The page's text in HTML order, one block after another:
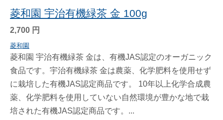
菱和園 宇治有機緑茶 金 100g
2,700 円
菱和園
菱和園 宇治有機緑茶 金は、有機JAS認定のオーガニック
食品です。宇治有機緑茶 金は農薬、化学肥料を使用せず
に栽培した有機JAS認定商品です。 10年以上化学合成農
薬、化学肥料を使用していない自然環境が豊かな地で栽
培された有機JAS認定商品です。...